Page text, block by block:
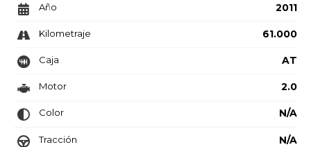
Año 2011
Kilometraje 61.000
Caja AT
Motor 2.0
Color N/A
Tracción N/A